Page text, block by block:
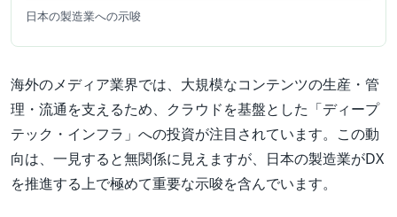
日本の製造業への示唆
海外のメディア業界では、大規模なコンテンツの生産・管
理・流通を支えるため、クラウドを基盤とした「ディープ
テック・インフラ」への投資が注目されています。この動
向は、一見すると無関係に見えますが、日本の製造業がDX
を推進する上で極めて重要な示唆を含んでいます。